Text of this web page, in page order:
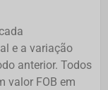
e a variação
anterior. Todos
valor FOB em